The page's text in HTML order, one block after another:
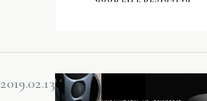
2019.02.13